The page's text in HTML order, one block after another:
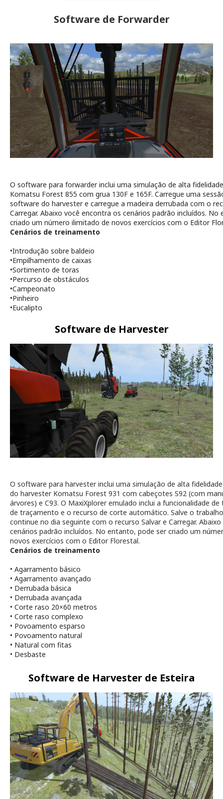
Software de Forwarder
O software para forwarderinclui uma simulação de alta
Komatsu Forest 855 com grua 130F e 165F. Carregue uma
software do harvestere carregue a madeira derrubada com o
Carregar. Abaixo você encontra os cenários padrão incluídos.
criado um número ilimitado de novos exercícios com o Editor
Cenários de treinamento
•Introdução sobre baldeio
•Empilhamento de caixas
•Sortimento de toras
•Percurso de obstáculos
•Campeonato
•Pinheiro
•Eucalipto
Software de Harvester
O software para harvester inclui uma simulação de alta fidelidade
do harvester Komatsu Forest 931 com cabeçotes S92 (com
árvores) e C93. O MaxiXplorer emulado inclui a funcionalidade de
de traçamento e o recurso de corte automático. Salve o
continue no dia seguinte com o recurso Salvar e Carregar.
cenários padrão incluídos. No entanto, pode ser criado um
novos exercícios com o Editor Florestal.
Cenários de treinamento
• Agarramento básico
• Agarramento avançado
• Derrubada básica
• Derrubada avançada
• Corte raso 20×60 metros
• Corte raso complexo
• Povoamento esparso
• Povoamento natural
• Natural com fitas
• Desbaste
Software de Harvester de Esteira